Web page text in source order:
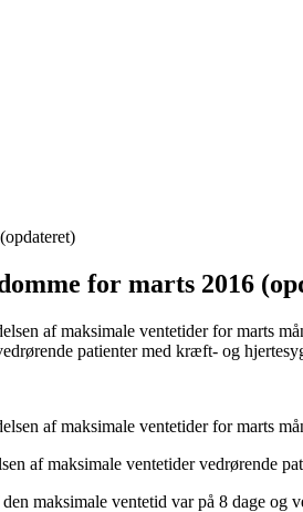
for marts 2016
af maksimale ventetider for marts
patienter med kræft- og
af maksimale ventetider for marts
af maksimale ventetider vedrørende
maksimale ventetid var på 8 dage